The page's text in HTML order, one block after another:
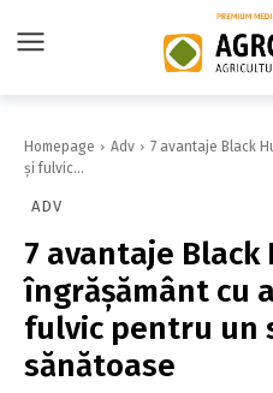
Homepage Adv
7 avantaje Black
și fulvic...
ADV
7 avantaje Black
îngrășământ cu
fulvic pentru un
sănătoase